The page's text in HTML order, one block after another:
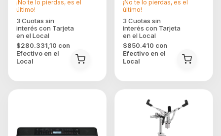
$280.331,10 con
Efectivo en el
Local
¡No te lo pierdas, es el
último!
$850.410 con
Efectivo en el
Local
¡No te lo pierdas, es el
último!